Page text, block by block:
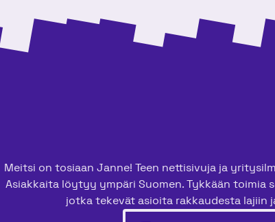
Meitsi on tosiaan Janne! Teen nettisivuja ja
Asiakkaita löytyy ympäri Suomen. Tykkään toimia
jotka tekevät asioita rakkaudesta lajiin